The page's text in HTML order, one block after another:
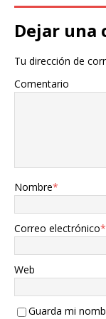
Dejar una
Tu dirección de
Comentario
Nombre*
Correo electrónico*
Web
Guarda mi